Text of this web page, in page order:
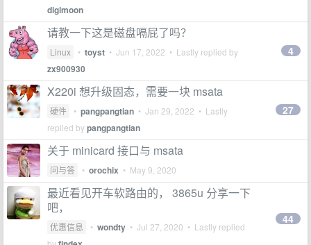
digimoon
请教一下这是磁盘嗝屁了吗？
Linux • toyst • Jun 17, 2022 • Lastly replied by
zx900930
4
X220i 想升级固态，需要一块 msata
硬件 • pangpangtian • Jan 29, 2022 • Lastly
replied bypangpangtian
27
关于 minicard 接口与 msata
问与答 • orochix • May 9, 2020
最近看见开车软路由的， 3865u 分享一下
吧，
优惠信息 • wondty • Jul 27, 2020 • Lastly replied
44